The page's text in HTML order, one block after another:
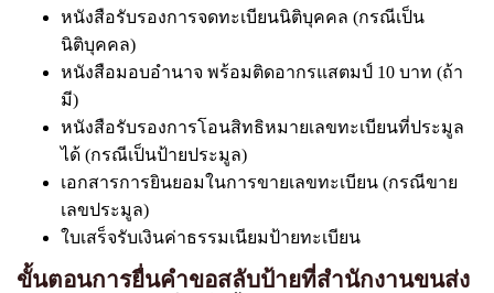
หนังสือรับรองการจดทะเบียนนิติบุคคล (กรณีเป็น
นิติบุคคล)
หนังสือมอบอำนาจ พร้อมติดอากรแสตมป์ 10 บาท (ถ้า
มี)
หนังสือรับรองการโอนสิทธิหมายเลขทะเบียนที่ประมูล
ได้ (กรณีเป็นป้ายประมูล)
เอกสารการยินยอมในการขายเลขทะเบียน (กรณีขาย
เลขประมูล)
ใบเสร็จรับเงินค่าธรรมเนียมป้ายทะเบียน
ขั้นตอนการยื่นคำขอสลับป้ายที่สำนักงานขนส่ง